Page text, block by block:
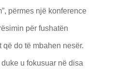
përmes një konference
për fushatën
do të mbahen nesër.
u fokusuar në disa